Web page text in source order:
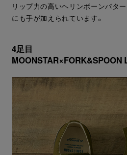
リップ力の高いヘリンボーンパタ
にも手が加えられています。
4足目
MOONSTAR×FORK&SPOON